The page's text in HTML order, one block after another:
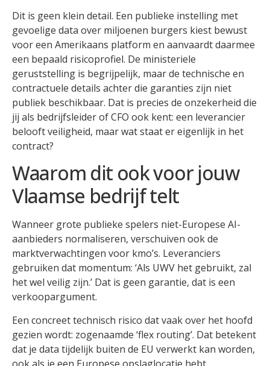
Dit is geen klein detail. Een publieke instelling met
gevoelige data over miljoenen burgers kiest bewust
voor een Amerikaans platform en aanvaardt daarmee
een bepaald risicoprofiel. De ministeriele
geruststelling is begrijpelijk, maar de technische en
contractuele details achter die garanties zijn niet
publiek beschikbaar. Dat is precies de onzekerheid die
jij als bedrijfsleider of CFO ook kent: een leverancier
belooft veiligheid, maar wat staat er eigenlijk in het
contract?
Waarom dit ook voor jouw
Vlaamse bedrijf telt
Wanneer grote publieke spelers niet-Europese AI-
aanbieders normaliseren, verschuiven ook de
marktverwachtingen voor kmo’s. Leveranciers
gebruiken dat momentum: ‘Als UWV het gebruikt, zal
het wel veilig zijn.’ Dat is geen garantie, dat is een
verkoopargument.
Een concreet technisch risico dat vaak over het hoofd
gezien wordt: zogenaamde ‘flex routing’. Dat betekent
dat je data tijdelijk buiten de EU verwerkt kan worden,
ook als je een Europese opslaglocatie hebt